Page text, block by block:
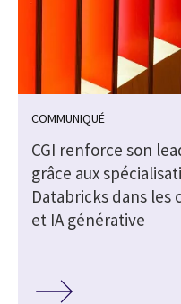
COMMUNIQUÉ
CGI renforce son
grâce aux
Databricks dans les
et IA générative